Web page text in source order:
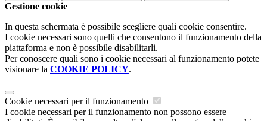
Gestione cookie
In questa schermata è possibile scegliere quali cookie consentire.
I cookie necessari sono quelli che consentono il funzionamento della
piattaforma e non è possibile disabilitarli.
Per conoscere quali sono i cookie necessari al funzionamento potete
visionare la COOKIE POLICY.
Cookie necessari per il funzionamento
I cookie necessari per il funzionamento non possono essere